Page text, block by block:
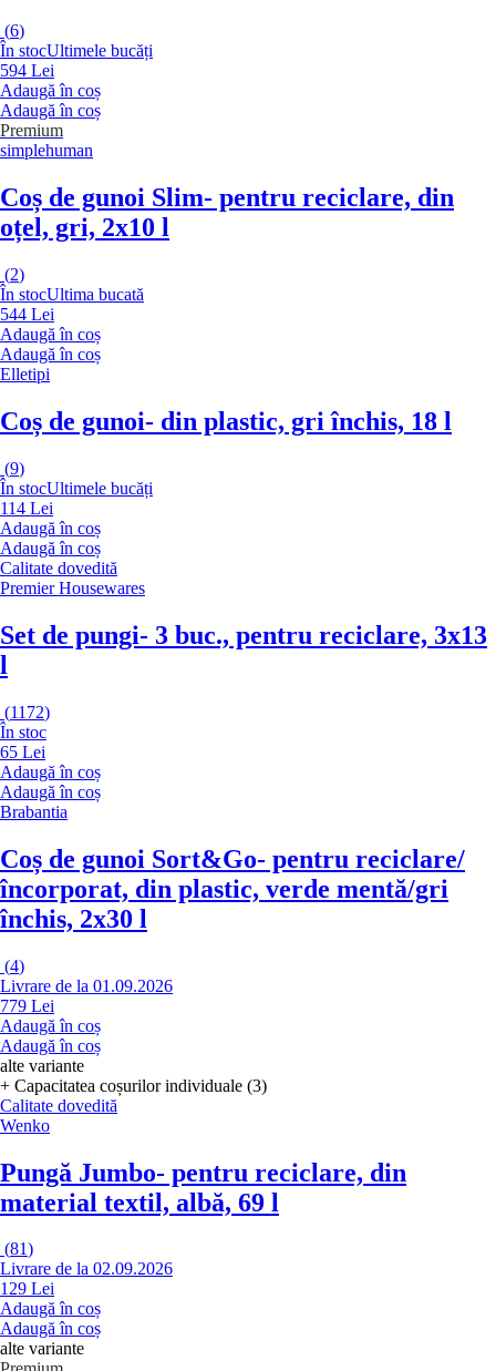
(6)
În stocUltimele bucăți
594 Lei
Adaugă în coș
Adaugă în coș
Premium
simplehuman
Coș de gunoi Slim- pentru reciclare, din
oțel, gri, 2x10 l
(2)
În stocUltima bucată
544 Lei
Adaugă în coș
Adaugă în coș
Elletipi
Coș de gunoi- din plastic, gri închis, 18 l
(9)
În stocUltimele bucăți
114 Lei
Adaugă în coș
Adaugă în coș
Calitate dovedită
Premier Housewares
Set de pungi- 3 buc., pentru reciclare, 3x13
l
(1172)
În stoc
65 Lei
Adaugă în coș
Adaugă în coș
Brabantia
Coș de gunoi Sort&Go- pentru reciclare/
încorporat, din plastic, verde mentă/gri
închis, 2x30 l
(4)
Livrare de la 01.09.2026
779 Lei
Adaugă în coș
Adaugă în coș
alte variante
+ Capacitatea coșurilor individuale (3)
Calitate dovedită
Wenko
Pungă Jumbo- pentru reciclare, din
material textil, albă, 69 l
(81)
Livrare de la 02.09.2026
129 Lei
Adaugă în coș
Adaugă în coș
alte variante